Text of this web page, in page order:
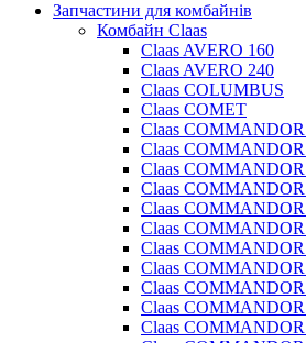
Запчастини для комбайнів
Комбайн Claas
Claas AVERO 160
Claas AVERO 240
Claas COLUMBUS
Claas COMET
Claas
Claas
Claas COMMANDOR
Claas COMMANDOR
Claas COMMANDOR
Claas COMMANDOR
Claas COMMANDOR
Claas COMMANDOR
Claas COMMANDOR
Claas COMMANDOR
Claas COMMANDOR